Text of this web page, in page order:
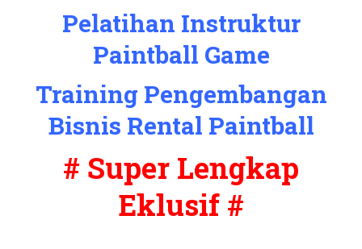
Pelatihan Instruktur
Paintball Game
Training Pengembangan
Bisnis Rental Paintball
# Super Lengkap
Eklusif #